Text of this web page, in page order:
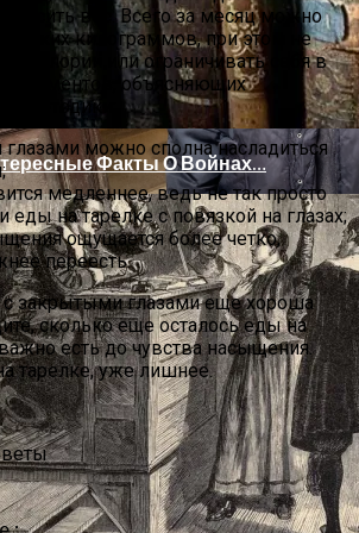
Зимняя Обувь: 5 Стильных
За Которыми
В Очереди
Факты О Войнах…
вес. Всего за месяц можно
килограммов, при этом не
калории или ограничивать себя в
моментов, объясняющих
методики:
можно сполна насладиться
медленнее, ведь не так просто
еды на тарелке с повязкой на глазах;
ощущается более четко,
переесть.
с закрытыми глазами еще хороша
сколько еще осталось еды на
есть до чувства насыщения.
тарелке, уже лишнее.